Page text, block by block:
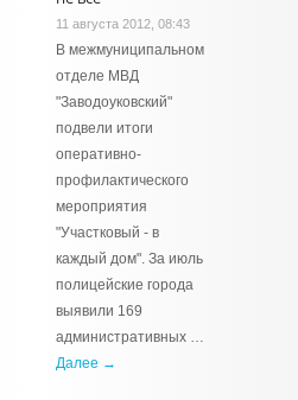
11 августа 2012, 08:43
В межмуниципальном
отделе МВД
"Заводоуковский"
подвели итоги
оперативно-
профилактического
мероприятия
"Участковый - в
каждый дом". За июль
полицейские города
выявили 169
административных …
Далее →